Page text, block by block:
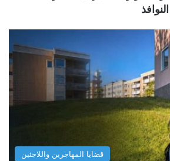
قضايا المهاجرين واللاجئين